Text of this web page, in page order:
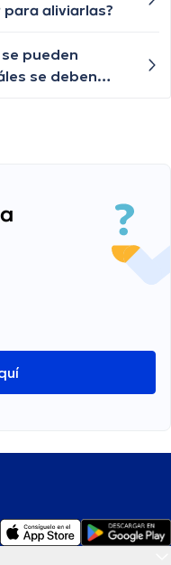
aliviarlas?
pueden
se deben